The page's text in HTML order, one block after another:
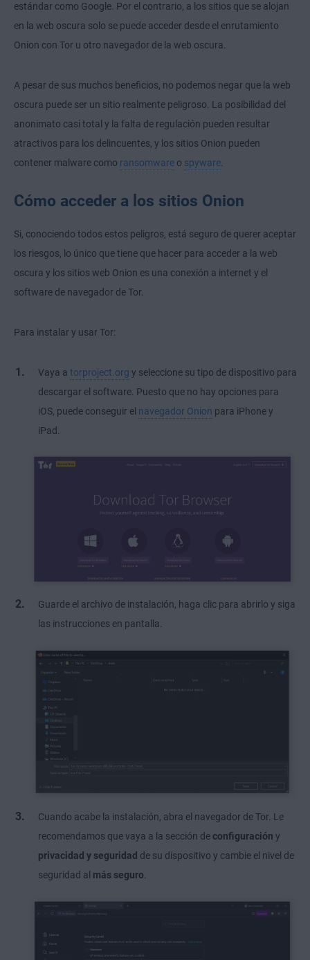
estándar como Google. Por el contrario, a los sitios que se alojan
en la web oscura solo se puede acceder desde el enrutamiento
Onion con Tor u otro navegador de la web oscura.
A pesar de sus muchos beneficios, no podemos negar que la web
oscura puede ser un sitio realmente peligroso. La posibilidad del
anonimato casi total y la falta de regulación pueden resultar
atractivos para los delincuentes, y los sitios Onion pueden
contener malware como ransomware o spyware.
Cómo acceder a los sitios Onion
Si, conociendo todos estos peligros, está seguro de querer aceptar
los riesgos, lo único que tiene que hacer para acceder a la web
oscura y los sitios web Onion es una conexión a internet y el
software de navegador de Tor.
Para instalar y usar Tor:
Vaya a torproject.org y seleccione su tipo de dispositivo para
descargar el software. Puesto que no hay opciones para
iOS, puede conseguir el navegador Onion para iPhone y
iPad.
Guarde el archivo de instalación, haga clic para abrirlo y siga
las instrucciones en pantalla.
Cuando acabe la instalación, abra el navegador de Tor. Le
recomendamos que vaya a la sección de configuración y
privacidad y seguridad de su dispositivo y cambie el nivel de
seguridad al más seguro.